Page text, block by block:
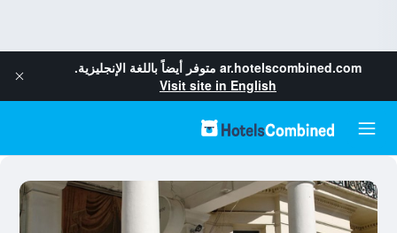
ar.hotelscombined.com متوفر أيضاً باللغة الإنجليزية.
Visit site in English